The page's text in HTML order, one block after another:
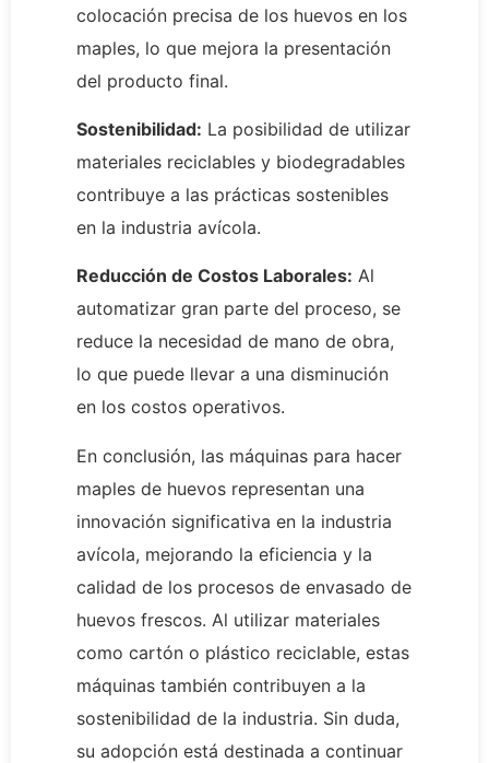
colocación precisa de los huevos en los
maples, lo que mejora la presentación
del producto final.
Sostenibilidad: La posibilidad de utilizar
materiales reciclables y biodegradables
contribuye a las prácticas sostenibles
en la industria avícola.
Reducción de Costos Laborales: Al
automatizar gran parte del proceso, se
reduce la necesidad de mano de obra,
lo que puede llevar a una disminución
en los costos operativos.
En conclusión, las máquinas para hacer
maples de huevos representan una
innovación significativa en la industria
avícola, mejorando la eficiencia y la
calidad de los procesos de envasado de
huevos frescos. Al utilizar materiales
como cartón o plástico reciclable, estas
máquinas también contribuyen a la
sostenibilidad de la industria. Sin duda,
su adopción está destinada a continuar